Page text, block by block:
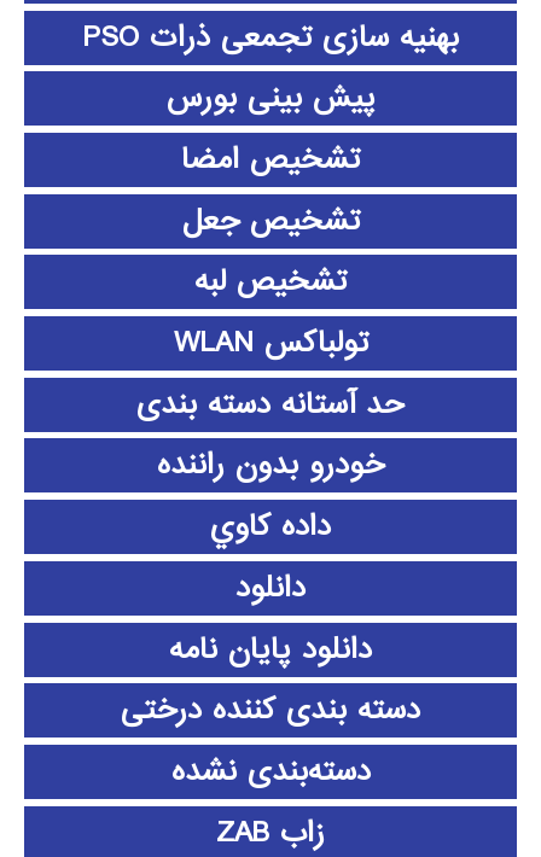
بهنیه سازی تجمعی ذرات PSO
پیش بینی بورس
تشخیص امضا
تشخیص جعل
تشخیص لبه
تولباکس WLAN
حد آستانه دسته بندی
خودرو بدون راننده
داده كاوي
دانلود
دانلود پايان نامه
دسته بندی کننده درختی
دسته‌بندی نشده
زاب ZAB